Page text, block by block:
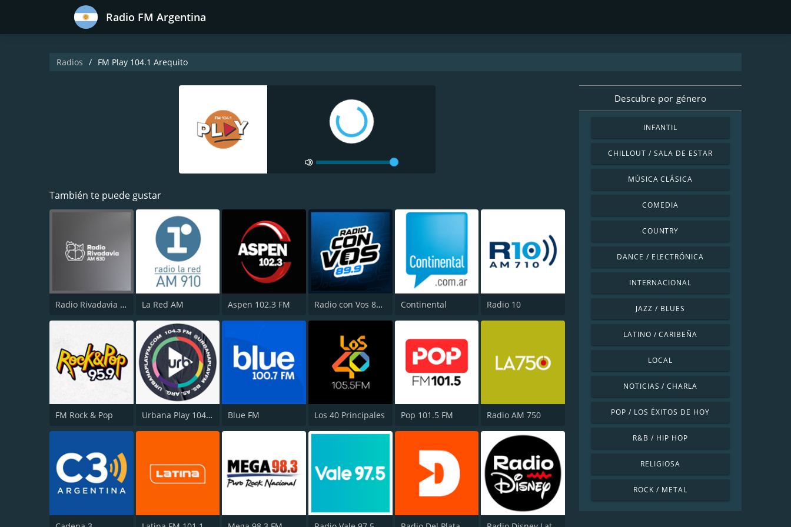
Radio FM Argentina
Radios FM Play 104.1 Arequito
También te puede gustar
Radio Rivadavia 630 AM La Red AM Aspen 102.3 FM Radio con Vos 89.9 FM Continental Radio 10
FM Rock & Pop Urbana Play 104.3 FM Blue FM Los 40 Principales Pop 101.5 FM Radio AM 750
Descubre por género
INFANTIL
CHILLOUT / SALA DE ESTAR
MÚSICA CLÁSICA
COMEDIA
COUNTRY
DANCE / ELECTRÓNICA
INTERNACIONAL
JAZZ / BLUES
LATINO / CARIBEÑA
LOCAL
NOTICIAS / CHARLA
POP / LOS ÉXITOS DE HOY
R&B / HIP HOP
RELIGIOSA
ROCK / METAL